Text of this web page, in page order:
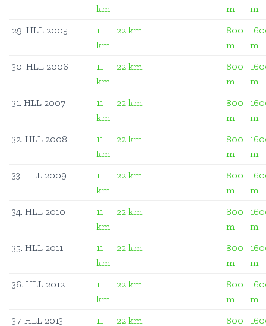
km
m
m
29. HLL 2005
11
km
22 km
800
m
m
30. HLL 2006
11
km
22 km
800
m
m
31. HLL 2007
11
km
22 km
800
m
m
32. HLL 2008
11
km
22 km
800
m
m
33. HLL 2009
11
km
22 km
800
m
m
34. HLL 2010
11
km
22 km
800
m
m
35. HLL 2011
11
km
22 km
800
m
m
36. HLL 2012
11
km
22 km
800
m
m
37. HLL 2013
11
22 km
800